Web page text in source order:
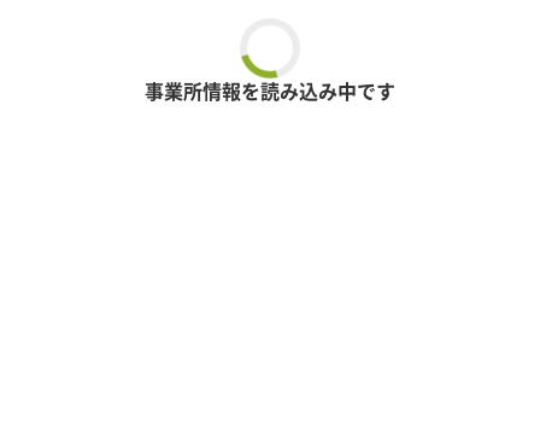
事業所情報を読み込み中です